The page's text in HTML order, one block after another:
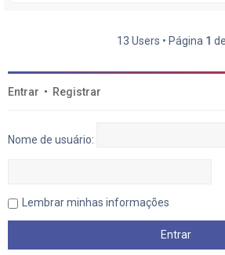
13 Users • Página 1 de
Entrar • Registrar
Nome de usuário:
Lembrar minhas informações